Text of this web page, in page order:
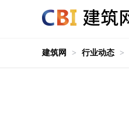
建筑网 > 行业动态 >